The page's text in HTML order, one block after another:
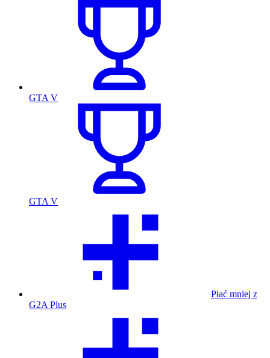
GTA V
GTA V
Płać mniej z
G2A Plus